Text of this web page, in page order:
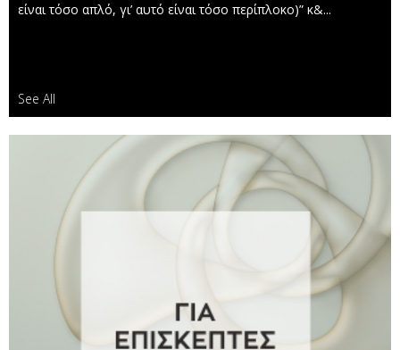
είναι τόσο απλό, γι’ αυτό είναι τόσο περίπλοκο)” κ&...
See All